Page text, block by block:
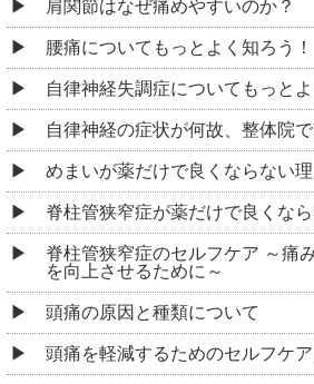
肩関節はなぜ痛めやすいのか？
腰痛についてもっとよく知ろう！
自律神経失調症についてもっとよ
自律神経の症状が何故、整体院
めまいが薬だけで良くならない
脊柱管狭窄症が薬だけで良くな
脊柱管狭窄症のセルフケア ～痛
を向上させるために～
頭痛の原因と種類について
頭痛を軽減するためのセルフケ